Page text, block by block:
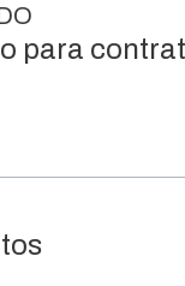
para